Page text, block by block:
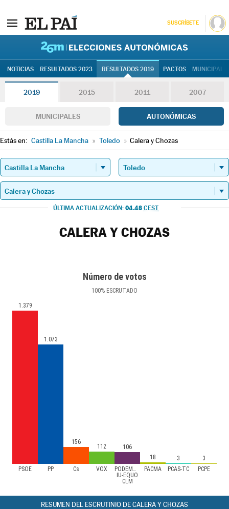
SUSCRÍBETE
NOTICIAS RESULTADOS 2023 RESULTADOS 2019 PACTOS
2019 2015 2011 2007
MUNICIPALES AUTONÓMICAS
Estás en: Castilla La Mancha » Toledo » Calera y Chozas
ÚLTIMA ACTUALIZACIÓN: 04.48 CEST
CALERA Y CHOZAS
Número de votos
100% ESCRUTADO
PSOE PP Cs VOX
PODEMOS-
IU-EQUO
CLM
PACMA PCAS-TC PCPE
1.379
1.073
156
112
106
18
3 3
RESUMEN DEL ESCRUTINIO DE CALERA Y CHOZAS